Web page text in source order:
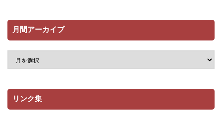
月間アーカイブ
リンク集